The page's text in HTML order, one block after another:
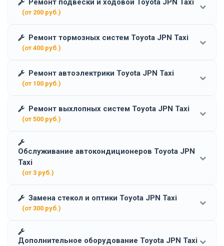
(от 200 руб.)
Ремонт тормозных систем Toyota JPN Taxi
(от 400 руб.)
Ремонт автоэлектрики Toyota JPN Taxi
(от 100 руб.)
Ремонт выхлопных систем Toyota JPN Taxi
(от 500 руб.)
Обслуживание автокондиционеров Toyota JPN
Taxi
(от 3 руб.)
Замена стекол и оптики Toyota JPN Taxi
(от 300 руб.)
Дополнительное оборудование Toyota JPN Taxi